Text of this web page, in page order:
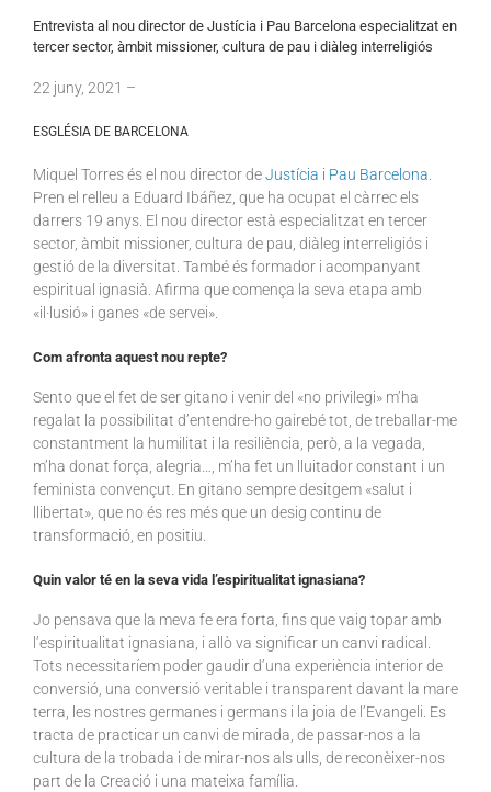
Entrevista al nou director de Justícia i Pau Barcelona especialitzat en
tercer sector, àmbit missioner, cultura de pau i diàleg interreligiós
22 juny, 2021 –
ESGLÉSIA DE BARCELONA
Miquel Torres és el nou director deJustícia i Pau Barcelona
Pren el relleu a Eduard Ibáñez, que ha ocupat el càrrec els
darrers 19 anys. El nou director està especialitzat en tercer
sector, àmbit missioner, cultura de pau, diàleg interreligiós i
gestió de la diversitat. També és formador i acompanyant
espiritual ignasià. Afirma que comença la seva etapa amb
«il·lusió» i ganes «de servei».
Com afronta aquest nou repte?
Sento que el fet de ser gitano i venir del «no privilegi» m’ha
regalat la possibilitat d’entendre-ho gairebé tot, de treballar-me
constantment la humilitat i la resiliència, però, a la vegada,
m’ha donat força, alegria…, m’ha fet un lluitador constant i un
feminista convençut. En gitano sempre desitgem «salut i
llibertat», que no és res més que un desig continu de
transformació, en positiu.
Quin valor té en la seva vida l’espiritualitat ignasiana?
Jo pensava que la meva fe era forta, fins que vaig topar amb
l’espiritualitat ignasiana, i allò va significar un canvi radical.
Tots necessitaríem poder gaudir d’una experiència interior de
conversió, una conversió veritable i transparent davant la mare
terra, les nostres germanes i germans i la joia de l’Evangeli. Es
tracta de practicar un canvi de mirada, de passar-nos a la
cultura de la trobada i de mirar-nos als ulls, de reconèixer-nos
part de la Creació i una mateixa família.